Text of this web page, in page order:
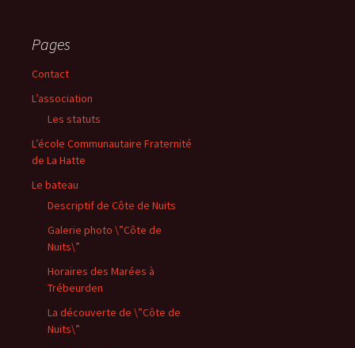
Pages
Contact
L’association
Les statuts
L’école Communautaire Fraternité
de La Hatte
Le bateau
Descriptif de Côte de Nuits
Galerie photo \”Côte de
Nuits\”
Horaires des Marées à
Trébeurden
La découverte de \”Côte de
Nuits\”